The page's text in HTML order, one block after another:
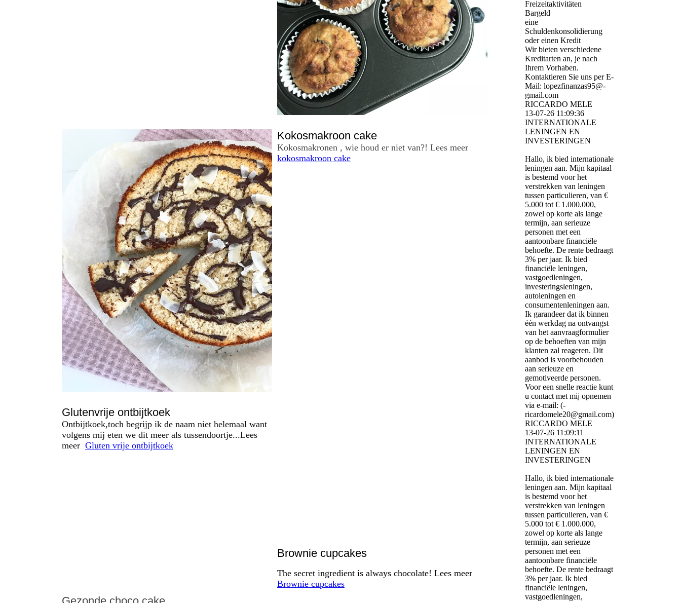
Kokosmakroon cake
Kokosmakronen , wie houd er niet van?! Lees meer
kokosmakroon cake
Glutenvrije ontbijtkoek
Ontbijtkoek,toch begrijp ik de naam niet helemaal want
volgens mij eten we dit meer als tussendoortje...Lees
meer Gluten vrije ontbijtkoek
Brownie cupcakes
The secret ingredient is always chocolate! Lees meer
Brownie cupcakes
Freizeitaktivitäten
Bargeld
eine
Schuldenkonsolidierung
oder einen Kredit
Wir bieten verschiedene
Kreditarten an, je nach
Ihrem Vorhaben.
Kontaktieren Sie uns per E-
Mail: lopezfinanzas95@­
gmail.­com
RICCARDO MELE
13-07-26 11:09:36
INTERNATIONALE
LENINGEN EN
INVESTERINGEN
Hallo, ik bied internationale
leningen aan. Mijn kapitaal
is bestemd voor het
verstrekken van leningen
tussen particulieren, van €
5.000 tot € 1.000.000,
zowel op korte als lange
termijn, aan serieuze
personen met een
aantoonbare financiële
behoefte. De rente bedraagt ​​
3% per jaar. Ik bied
financiële leningen,
vastgoedleningen,
investeringsleningen,
autoleningen en
consumentenleningen aan.
Ik garandeer dat ik binnen
één werkdag na ontvangst
van het aanvraagformulier
op de behoeften van mijn
klanten zal reageren. Dit
aanbod is voorbehouden
aan serieuze en
gemotiveerde personen.
Voor een snelle reactie kunt
u contact met mij opnemen
via e-mail: (­
ricardomele20@­gmail.­com)­
RICCARDO MELE
13-07-26 11:09:11
INTERNATIONALE
LENINGEN EN
INVESTERINGEN
Hallo, ik bied internationale
leningen aan. Mijn kapitaal
is bestemd voor het
verstrekken van leningen
tussen particulieren, van €
5.000 tot € 1.000.000,
zowel op korte als lange
termijn, aan serieuze
personen met een
aantoonbare financiële
behoefte. De rente bedraagt ​​
3% per jaar. Ik bied
financiële leningen,
vastgoedleningen,